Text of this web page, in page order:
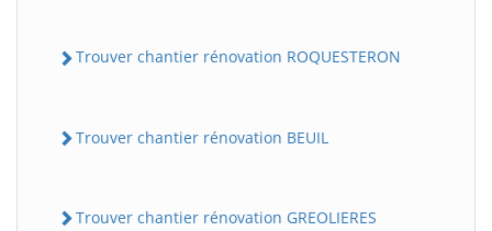
Trouver chantier rénovation ROQUESTERON
Trouver chantier rénovation BEUIL
Trouver chantier rénovation GREOLIERES